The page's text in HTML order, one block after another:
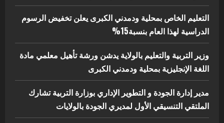
التعليم الخاص بمحلية ودمدني الكبرى يعلن تخفيض الرسوم
الدراسية لهذا العام بنسبة15%
وزير التربية والتعليم بالولاية يدشن ورشة تأهيل معلمي مادة
اللغة الإنجليزية بمحلية ودمدني الكبرى
مدير إدارة الجودة و التطوير الإداري بوزارة التربية تشارك
الملتقي التنسيقي الأول لمديري الجودة بالولايات